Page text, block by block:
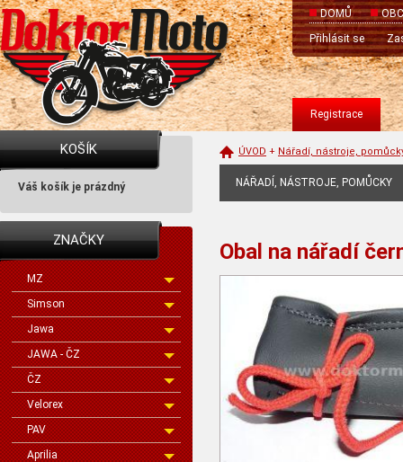
DOMŮ
Přihlásit se
Registrace
KOŠÍK
Váš košík je prázdný
ZNAČKY
MZ
Simson
Jawa
JAWA - ČZ
ČZ
Velorex
PAV
Aprilia
ÚVOD + Nářadí, nástroje,
NÁŘADÍ, NÁSTROJE, POMŮCKY
Obal na nářadí